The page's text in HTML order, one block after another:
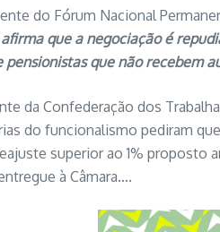
do Fórum Nacional
que a negociação é
pensionistas que não recebem
da Confederação dos
do funcionalismo pediram
superior ao 1% proposto
à Câmara….